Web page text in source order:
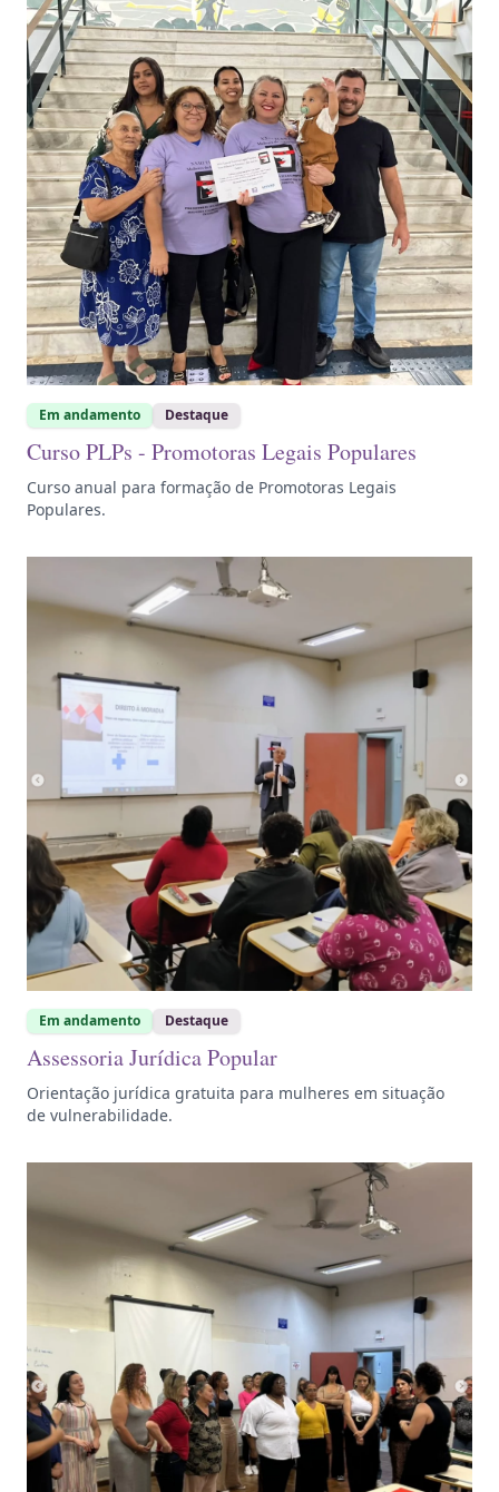
Em andamento Destaque
Curso PLPs - Promotoras Legais Populares
Curso anual para formação de Promotoras Legais
Populares.
Em andamento Destaque
Assessoria Jurídica Popular
Orientação jurídica gratuita para mulheres em situação
de vulnerabilidade.